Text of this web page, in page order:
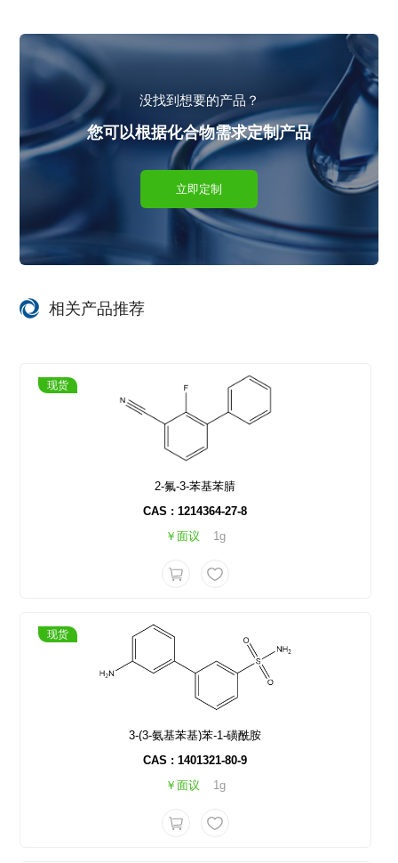
没找到想要的产品？
您可以根据化合物需求定制产品
立即定制
相关产品推荐
现货
2-氟-3-苯基苯腈
CAS : 1214364-27-8
￥面议
1g
现货
3-(3-氨基苯基)苯-1-磺酰胺
CAS : 1401321-80-9
￥面议
1g